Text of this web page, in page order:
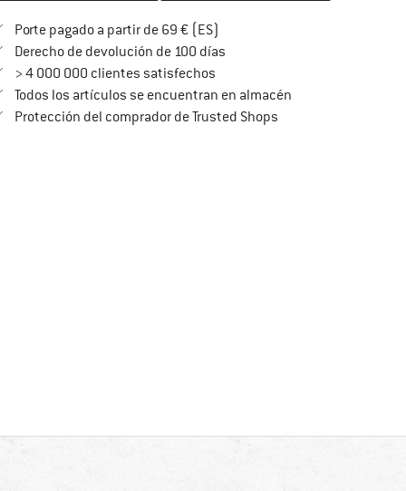
Porte pagado a partir de 69 € (ES)
Derecho de devolución de 100 díasvaya a la política de
> 4 000 000 clientes satisfechos
Todos los artículos se encuentran en almacén
Protección del comprador de Trusted Shops¡toda la información